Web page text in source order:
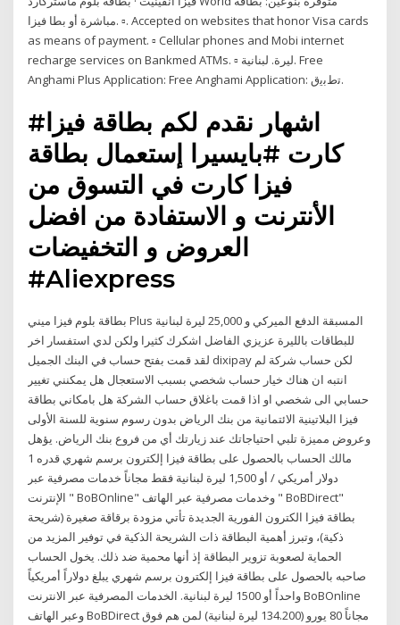
مباشرة أو بطا فيزا. ▫. Accepted on websites that honor Visa cards
as means of payment. ▫ Cellular phones and Mobi internet
recharge services on Bankmed ATMs. ▫ ليرة. لبنانية. Free
Anghami Plus Application: Free Anghami Application: ﺗطﺑﯾق.
#اشهار نقدم لكم بطاقة فيزا
كارت #بايسيرا إستعمال بطاقة
فيزا كارت في التسوق من
الأنترنت و الاستفادة من افضل
العروض و التخفيضات ️
#Aliexpress
بطاقة بلوم فيزا ميني Plus المسبقة الدفع الميركي و 25,000 ليرة لبنانية
للبطاقات بالليرة عزيزي الفاضل اشكرك كثيرا ولكن لدي استفسار اخر
لقد قمت بفتح حساب في البنك الجميل dixipay لكن حساب شركة لم
انتبه ان هناك خيار حساب شخصي بسبب الاستعجال هل يمكنني تغيير
حسابي الى شخصي او اذا قمت باغلاق حساب الشركة هل بامكاني بطاقة
فيزا البلاتينية الائتمانية من بنك الرياض بدون رسوم سنوية للسنة الأولى
وعروض مميزة تلبي احتياجاتك عند زيارتك أي من فروع بنك الرياض. يؤهل
مالك الحساب بالحصول على بطاقة فيزا إلكترون برسم شهري قدره 1
دولار أمريكي / أو 1,500 ليرة لبنانية فقط مجاناً خدمات مصرفية عبر
الإنترنت " BoBOnline" وخدمات مصرفية عبر الهاتف " BoBDirect"
بطاقة فيزا الكترون الفورية الجديدة تأتي مزودة برقاقة صغيرة (شريحة
ذكية)، وتبرز أهمية البطاقة ذات الشريحة الذكية في توفير المزيد من
الحماية لصعوبة تزوير البطاقة إذ أنها محمية ضد ذلك. يخول الحساب
صاحبه بالحصول على بطاقة فيزا إلكترون برسم شهري يبلغ دولاراً أمريكياً
واحداً أو 1500 ليرة لبنانية. الخدمات المصرفية عبر الانترنت BoBOnline
وعبر الهاتف BoBDirect مجاناً 80 يورو (134.200 ليرة لبنانية) لمن هم فوق